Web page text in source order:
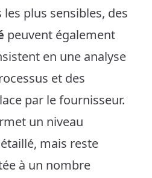
plus sensibles, des
peuvent également
en une analyse
et des
par le fournisseur.
un niveau
mais reste
à un nombre